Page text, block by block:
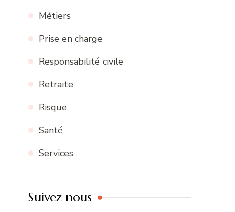
Métiers
Prise en charge
Responsabilité civile
Retraite
Risque
Santé
Services
Suivez nous